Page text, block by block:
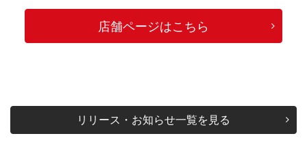
店舗ページはこちら
リリース・お知らせ一覧を見る